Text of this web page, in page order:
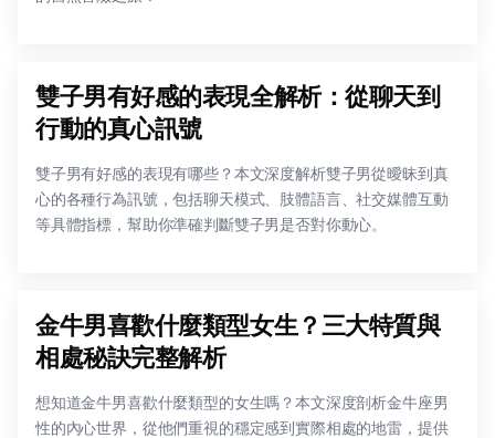
雙子男有好感的表現全解析：從聊天到
行動的真心訊號
雙子男有好感的表現有哪些？本文深度解析雙子男從曖昧到真
心的各種行為訊號，包括聊天模式、肢體語言、社交媒體互動
等具體指標，幫助你準確判斷雙子男是否對你動心。
金牛男喜歡什麼類型女生？三大特質與
相處秘訣完整解析
想知道金牛男喜歡什麼類型的女生嗎？本文深度剖析金牛座男
性的內心世界，從他們重視的穩定感到實際相處的地雷，提供